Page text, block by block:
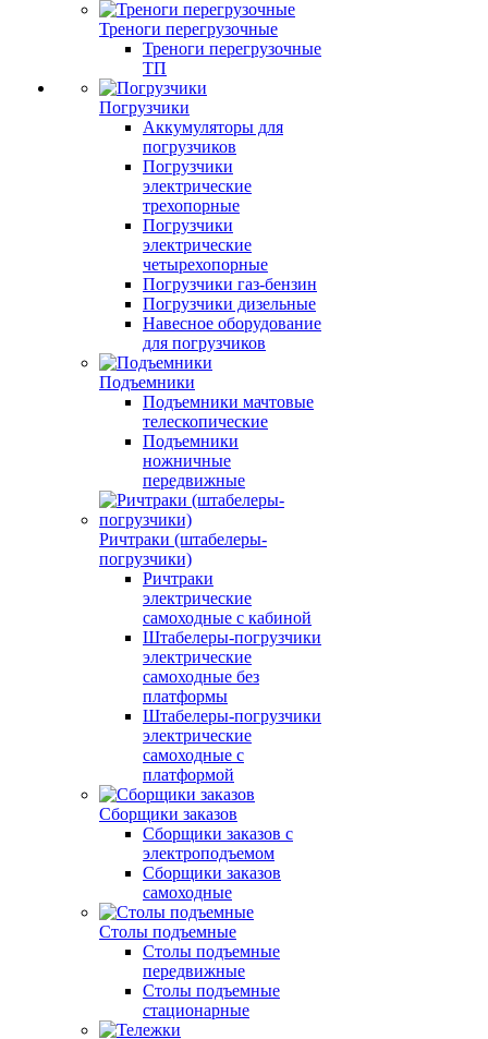
Треноги перегрузочные
Треноги перегрузочные
ТП
Погрузчики
Аккумуляторы для
погрузчиков
Погрузчики
электрические
трехопорные
Погрузчики
электрические
четырехопорные
Погрузчики газ-бензин
Погрузчики дизельные
Навесное оборудование
для погрузчиков
Подъемники
Подъемники мачтовые
телескопические
Подъемники
ножничные
передвижные
Ричтраки (штабелеры-
погрузчики)
Ричтраки
электрические
самоходные с кабиной
Штабелеры-погрузчики
электрические
самоходные без
платформы
Штабелеры-погрузчики
электрические
самоходные с
платформой
Сборщики заказов
Сборщики заказов с
электроподъемом
Сборщики заказов
самоходные
Столы подъемные
Столы подъемные
передвижные
Столы подъемные
стационарные